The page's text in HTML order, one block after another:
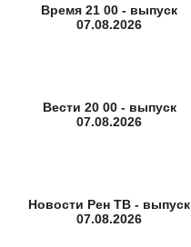
Время 21 00 - выпуск
07.08.2026
Вести 20 00 - выпуск
07.08.2026
Новости Рен ТВ - выпуск
07.08.2026